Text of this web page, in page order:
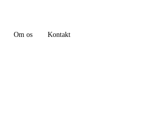
Om os Kontakt